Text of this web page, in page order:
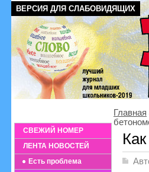
ВЕРСИЯ ДЛЯ СЛАБОВИДЯЩИХ
СВЕЖИЙ НОМЕР
ЛЕНТА НОВОСТЕЙ
Есть проблема
Главная